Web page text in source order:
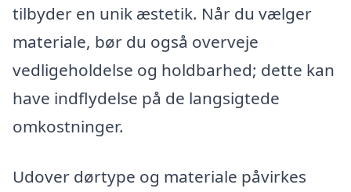
tilbyder en unik æstetik. Når du vælger
materiale, bør du også overveje
vedligeholdelse og holdbarhed; dette kan
have indflydelse på de langsigtede
omkostninger.
Udover dørtype og materiale påvirkes